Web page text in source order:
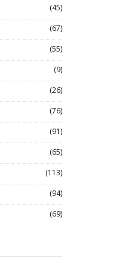
(45)
(67)
(55)
(9)
(26)
(76)
(91)
(65)
(113)
(94)
(69)